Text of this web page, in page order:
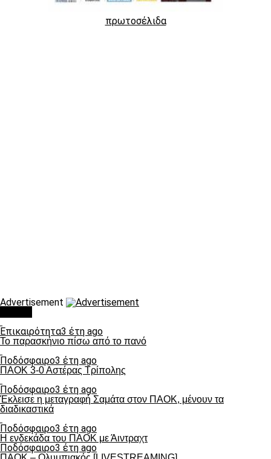
πρωτοσέλιδα
Advertisement
Επικαιρότητα3 έτη ago
Το παρασκήνιο πίσω από το πανό
Ποδόσφαιρο3 έτη ago
ΠΑΟΚ 3-0 Αστέρας Τρίπολης
Ποδόσφαιρο3 έτη ago
Έκλεισε η μεταγραφή Σαμάτα στον ΠΑΟΚ, μένουν τα
διαδικαστικά
Ποδόσφαιρο3 έτη ago
Η ενδεκάδα του ΠΑΟΚ με Άιντραχτ
Ποδόσφαιρο3 έτη ago